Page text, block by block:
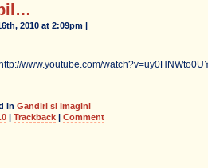
2010 at 2:09pm |
www.youtube.com/
in Gandiri si imagini
| Trackback| Comment